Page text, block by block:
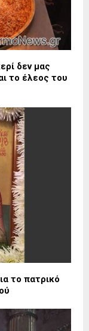
δεν μας
το έλεος του
το πατρικό